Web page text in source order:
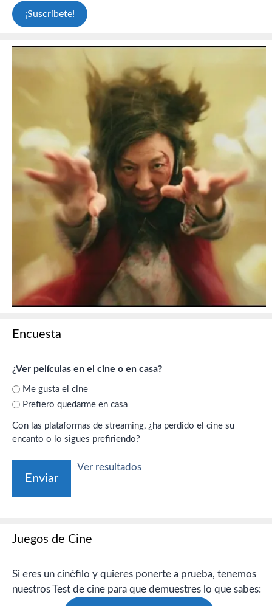
Encuesta
¿Ver películas en el cine o en casa?
Me gusta el cine
Prefiero quedarme en casa
Con las plataformas de streaming, ¿ha perdido el cine su
encanto o lo sigues prefiriendo?
Ver resultados
Juegos de Cine
Si eres un cinéfilo y quieres ponerte a prueba, tenemos
nuestros Test de cine para que demuestres lo que sabes: